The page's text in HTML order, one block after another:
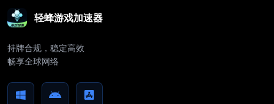
轻蜂游戏加速器
持牌合规，稳定高效
畅享全球网络